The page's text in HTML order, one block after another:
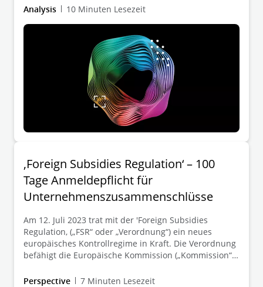
arbeiten, grundlegend zu verändern, indem sie die
Effizienz steigert und neue Möglichkeiten für
Wachstum und Innovation eröffnet.
Analysis 10 Minuten Lesezeit
‚Foreign Subsidies Regulation‘ – 100
Tage Anmeldepflicht für
Unternehmenszusammenschlüsse
Am 12. Juli 2023 trat mit der 'Foreign Subsidies
Regulation, („FSR“ oder „Verordnung“) ein neues
europäisches Kontrollregime in Kraft. Die Verordnung
befähigt die Europäische Kommission („Kommission“)
den Binnenmarkt verzerren.
Perspective 7 Minuten Lesezeit